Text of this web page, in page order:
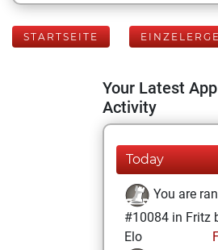
STARTSEITE
Your Latest App
Activity
Today
You are
#10084 in Fritz
Elo